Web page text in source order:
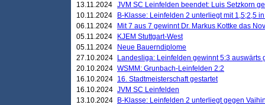
13.11.2024 JVM SC Leinfelden beendet: Luis Setzkorn
10.11.2024
B-Klasse: Leinfelden 2 unterliegt mit 1,5;2,5
06.11.2024
Mit 7 aus 7 gewinnt Dr. Markus Kottke das
05.11.2024
KJEM Stuttgart-West
05.11.2024
Neue Bauerndiplome
27.10.2024
Landesliga: Leinfelden gewinnt 5:3 auswärts
20.10.2024 WSMM: Grunbach-Leinfelden 2:2
16.10.2024 16. Stadtmeisterschaft gestartet
16.10.2024 JVM SC Leinfelden
13.10.2024
B-Klasse: Leinfelden 2 unterliegt gegen